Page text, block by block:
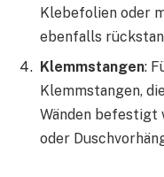
Klebefolien oder
ebenfalls
Klemmstangen:
Klemmstangen,
Wänden befestigt
oder